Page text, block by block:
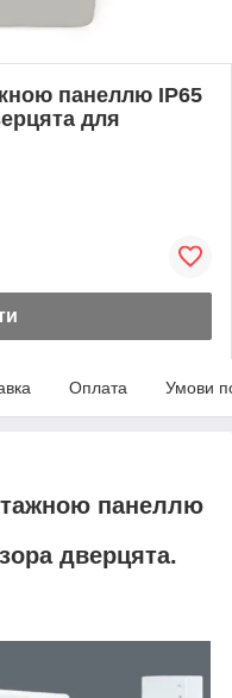
панеллю IP65
для
Оплата Умови
панеллю
дверцята.